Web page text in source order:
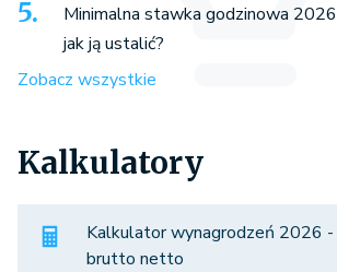
Minimalna stawka godzinowa
jak ją ustalić?
Zobacz wszystkie
Kalkulatory
Kalkulator wynagrodzeń 2026 -
brutto netto